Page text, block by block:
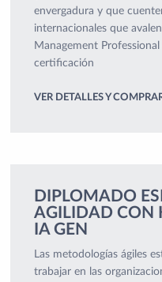
envergadura y que
internacionales que
Management
certificación
VER DETALLES Y
DIPLOMADO
AGILIDAD CON
IA GEN
Las metodologías ágiles
trabajar en las